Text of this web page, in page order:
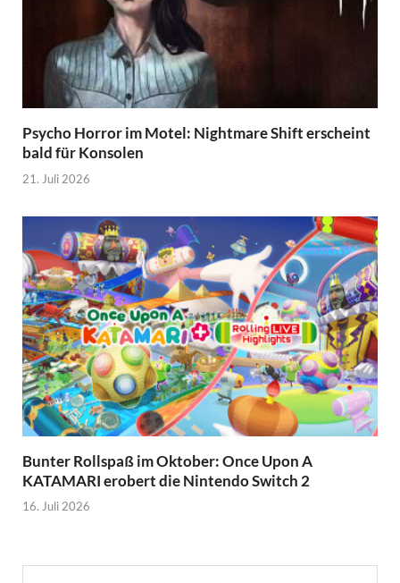
Psycho Horror im Motel: Nightmare Shift erscheint
bald für Konsolen
21. Juli 2026
Bunter Rollspaß im Oktober: Once Upon A
KATAMARI erobert die Nintendo Switch 2
16. Juli 2026